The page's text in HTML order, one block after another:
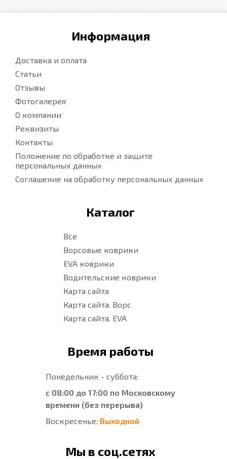
Информация
Доставка и оплата
Статьи
Отзывы
Фотогалерея
О компании
Реквизиты
Контакты
Положение по обработке и защите
персональных данных
Соглашение на обработку персональных данных
Каталог
Все
Ворсовые коврики
EVA коврики
Водительские коврики
Карта сайта
Карта сайта. Ворс
Карта сайта. EVA
Время работы
Понедельник - суббота:
с 08:00 до 17:00 по Московскому
времени (без перерыва)
Воскресенье: Выходной
Мы в соц.сетях